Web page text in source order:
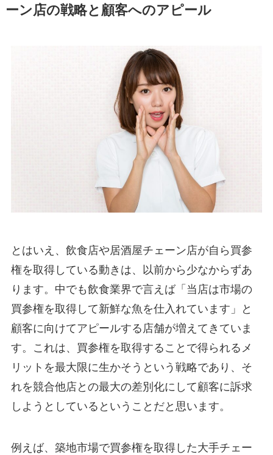
ーン店の戦略と顧客へのアピール
とはいえ、飲食店や居酒屋チェーン店が自ら買参
権を取得している動きは、以前から少なからずあ
ります。中でも飲食業界で言えば「当店は市場の
買参権を取得して新鮮な魚を仕入れています」と
顧客に向けてアピールする店舗が増えてきていま
す。これは、買参権を取得することで得られるメ
リットを最大限に生かそうという戦略であり、そ
れを競合他店との最大の差別化にして顧客に訴求
しようとしているということだと思います。
例えば、築地市場で買参権を取得した大手チェー